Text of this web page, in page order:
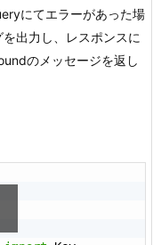
にてエラーがあった場
出力し、レスポンスに
のメッセージを返し